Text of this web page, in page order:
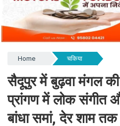
Home चकिया
सैदूपुर में बुढ़वा मंगल
प्रांगण में लोक संगीत
बांधा समां, देर शाम